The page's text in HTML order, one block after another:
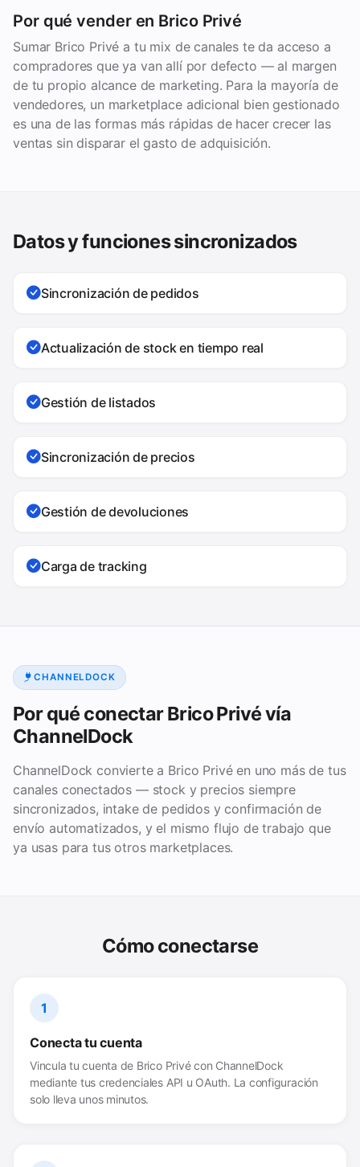
Por qué vender en Brico Privé
Sumar Brico Privé a tu mix de canales te da acceso a
compradores que ya van allí por defecto — al margen
de tu propio alcance de marketing. Para la mayoría de
vendedores, un marketplace adicional bien gestionado
es una de las formas más rápidas de hacer crecer las
ventas sin disparar el gasto de adquisición.
Datos y funciones sincronizados
Sincronización de pedidos
Actualización de stock en tiempo real
Gestión de listados
Sincronización de precios
Gestión de devoluciones
Carga de tracking
CHANNELDOCK
Por qué conectar Brico Privé vía
ChannelDock
ChannelDock convierte a Brico Privé en uno más de tus
canales conectados — stock y precios siempre
sincronizados, intake de pedidos y confirmación de
envío automatizados, y el mismo flujo de trabajo que
ya usas para tus otros marketplaces.
Cómo conectarse
1
Conecta tu cuenta
Vincula tu cuenta de Brico Privé con ChannelDock
mediante tus credenciales API u OAuth. La configuración
solo lleva unos minutos.